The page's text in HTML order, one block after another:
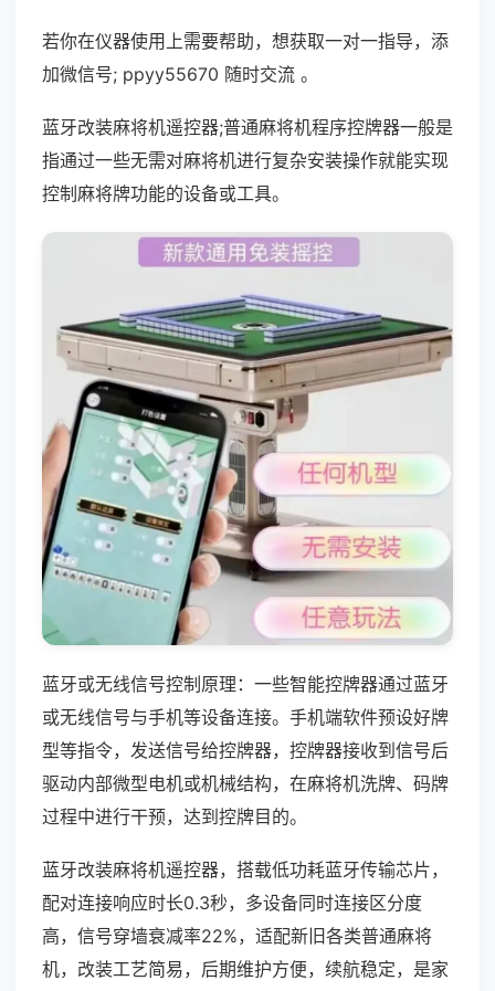
若你在仪器使用上需要帮助，想获取一对一指导，添
加微信号; ppyy55670 随时交流 。
蓝牙改装麻将机遥控器;普通麻将机程序控牌器一般是
指通过一些无需对麻将机进行复杂安装操作就能实现
控制麻将牌功能的设备或工具。
蓝牙或无线信号控制原理：一些智能控牌器通过蓝牙
或无线信号与手机等设备连接。手机端软件预设好牌
型等指令，发送信号给控牌器，控牌器接收到信号后
驱动内部微型电机或机械结构，在麻将机洗牌、码牌
过程中进行干预，达到控牌目的。
蓝牙改装麻将机遥控器，搭载低功耗蓝牙传输芯片，
配对连接响应时长0.3秒，多设备同时连接区分度
高，信号穿墙衰减率22%，适配新旧各类普通麻将
机，改装工艺简易，后期维护方便，续航稳定，是家